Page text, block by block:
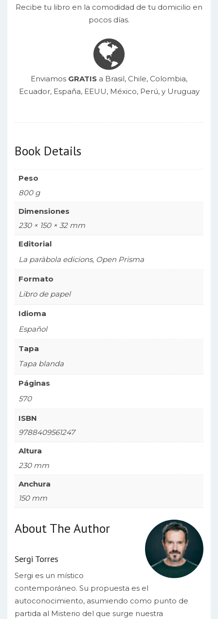
Recibe tu libro en la comodidad de tu domicilio en
pocos días.
Enviamos GRATIS a Brasil, Chile, Colombia,
Ecuador, España, EEUU, México, Perú, y Uruguay
Book Details
Peso
800 g
Dimensiones
230 × 150 × 32 mm
Editorial
La paràbola edicions, Open Prisma
Formato
Libro de papel
Idioma
Español
Tapa
Tapa blanda
Páginas
570
ISBN
9788409561247
Altura
230 mm
Anchura
150 mm
About The Author
Sergi Torres
Sergi es un místico
contemporáneo. Su propuesta es el
autoconocimiento, asumiendo como punto de
partida al Misterio del que surge nuestra